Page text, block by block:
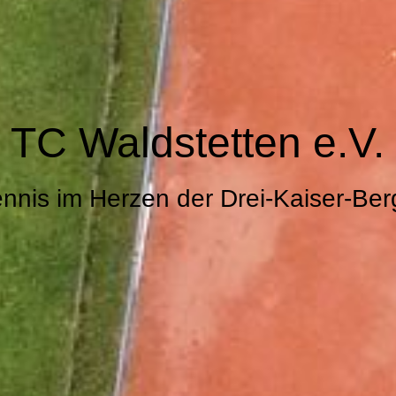
TC Waldstetten e.V.
im Herzen der Drei-Kaiser-